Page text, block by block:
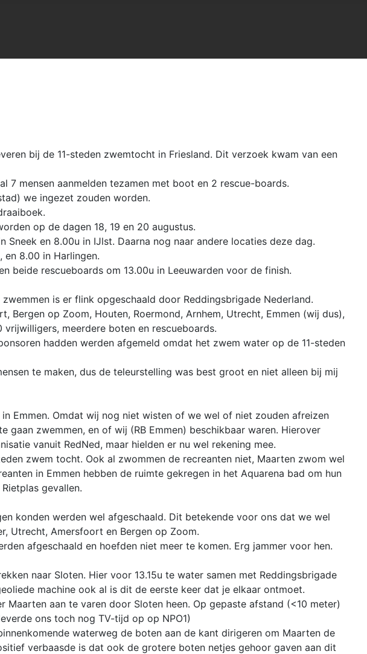
bij de 11-steden zwemtocht in Friesland. Dit verzoek kwam van een
mensen aanmelden tezamen met boot en 2 rescue-boards.
we ingezet zouden worden.
op de dagen 18, 19 en 20 augustus.
en 8.00u in IJlst. Daarna nog naar andere locaties deze dag.
en 8.00 in Harlingen.
beide rescueboards om 13.00u in Leeuwarden voor de finish.
is er flink opgeschaald door Reddingsbrigade Nederland.
Bergen op Zoom, Houten, Roermond, Arnhem, Utrecht, Emmen (wij dus),
meerdere boten en rescueboards.
hadden werden afgemeld omdat het zwem water op de 11-steden
te maken, dus de teleurstelling was best groot en niet alleen bij mij
Emmen. Omdat wij nog niet wisten of we wel of niet zouden afreizen
gaan zwemmen, en of wij (RB Emmen) beschikbaar waren. Hierover
vanuit RedNed, maar hielden er nu wel rekening mee.
zwem tocht. Ook al zwommen de recreanten niet, Maarten zwom wel
in Emmen hebben de ruimte gekregen in het Aquarena bad om hun
gevallen.
konden werden wel afgeschaald. Dit betekende voor ons dat we wel
Utrecht, Amersfoort en Bergen op Zoom.
afgeschaald en hoefden niet meer te komen. Erg jammer voor hen.
naar Sloten. Hier voor 13.15u te water samen met Reddingsbrigade
machine ook al is dit de eerste keer dat je elkaar ontmoet.
aan te varen door Sloten heen. Op gepaste afstand (<10 meter)
ons toch nog TV-tijd op op NPO1)
waterweg de boten aan de kant dirigeren om Maarten de
verbaasde is dat ook de grotere boten netjes gehoor gaven aan dit